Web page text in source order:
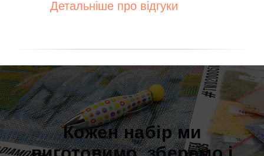
Детальніше про відгуки
Кожен набір ми